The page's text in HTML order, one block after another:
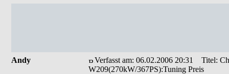
Andy Verfasst am: 06.02.2006 20:31
Titel:
W209(270kW/367PS):Tuning Preis